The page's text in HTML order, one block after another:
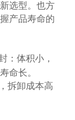
选型。也方
产品寿命的
：体积小，
命长。
拆卸成本高